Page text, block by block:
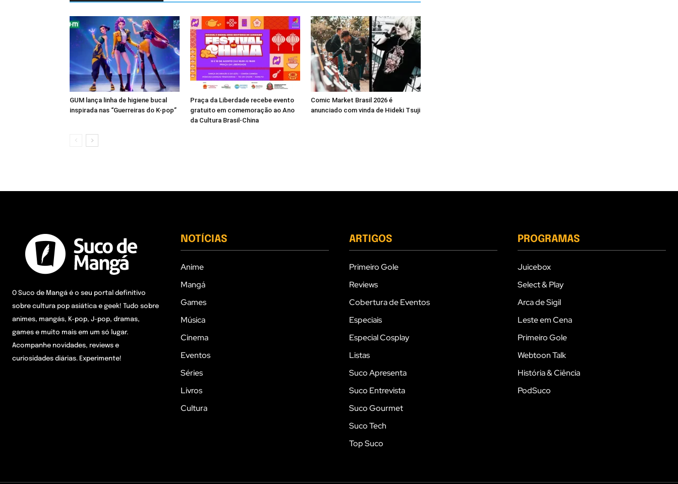
GUM lança linha de higiene bucal
inspirada nas “Guerreiras do K-pop”
Praça da Liberdade recebe evento
gratuito em comemoração ao Ano
da Cultura Brasil-China
Comic Market Brasil 2026 é
anunciado com vinda de Hideki Tsuji
O Suco de Mangá é o seu portal definitivo
sobre cultura pop asiática e geek! Tudo sobre
animes, mangás, K-pop, J-pop, dramas,
games e muito mais em um só lugar.
Acompanhe novidades, reviews e
curiosidades diárias. Experimente!
NOTÍCIAS
Anime
Mangá
Games
Música
Cinema
Eventos
Séries
Livros
Cultura
ARTIGOS
Primeiro Gole
Reviews
Cobertura de Eventos
Especiais
Especial Cosplay
Listas
Suco Apresenta
Suco Entrevista
Suco Gourmet
Suco Tech
Top Suco
PROGRAMAS
Juicebox
Select & Play
Arca de Sigil
Leste em Cena
Primeiro Gole
Webtoon Talk
História & Ciência
PodSuco